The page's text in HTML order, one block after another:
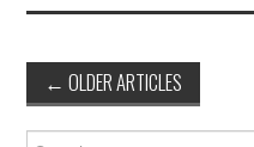
Post
navigation
← OLDER ARTICLES
Search